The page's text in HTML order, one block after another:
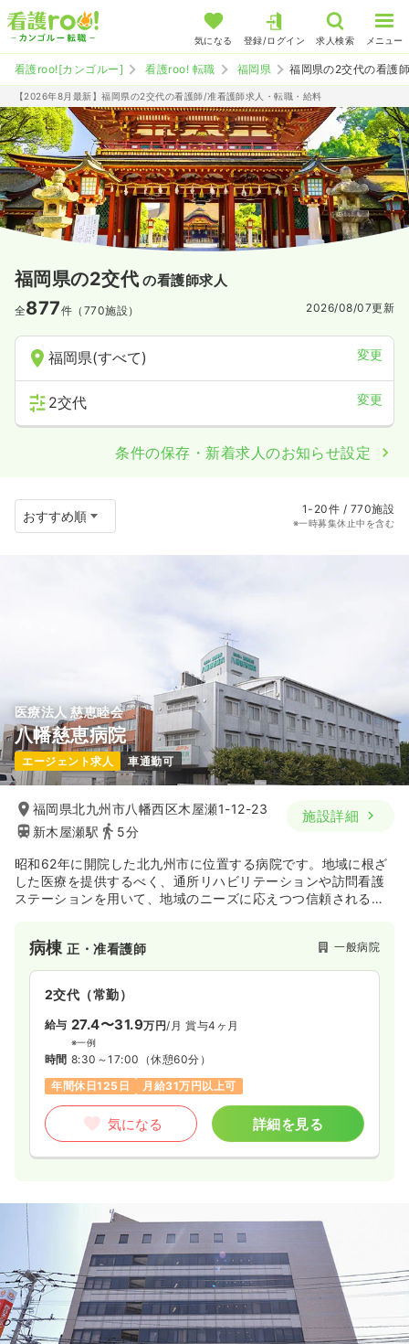
気になる 登録/ログイン 求人検索 メニュー
看護roo![カンゴルー] 看護roo! 転職 福岡県 福岡県の2交代の看護
【2026年8月最新】福岡県の2交代の看護師/准看護師求人・転職・給料
福岡県の2交代 の看護師求人
全877件（770施設） 2026/08/07更新
福岡県(すべて) 変更
2交代 変更
条件の保存・新着求人のお知らせ設定
1-20件 / 770施設
※一時募集休止中を含む
医療法人 慈恵睦会
八幡慈恵病院
エージェント求人 車通勤可
福岡県北九州市八幡西区木屋瀬1-12-23
新木屋瀬駅
5分
施設詳細
昭和62年に開院した北九州市に位置する病院です。地域に根ざ
した医療を提供するべく、通所リハビリテーションや訪問看護
ステーションを用いて、地域のニーズに応えつつ信頼される医
病棟正・准看護師 一般病院
2交代（常勤）
給与 27.4〜31.9万円/月 賞与4ヶ月
※一例
時間 8:30～17:00 （休憩60分）
年間休日125日
月給31万円以上可
気になる 詳細を見る